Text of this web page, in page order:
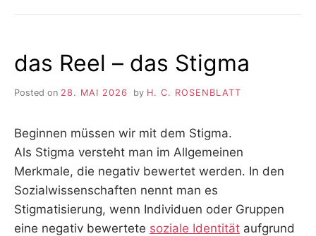
das Reel – das Stigma
Posted on 28. MAI 2026 by H. C. ROSENBLATT
Beginnen müssen wir mit dem Stigma.
Als Stigma versteht man im Allgemeinen
Merkmale, die negativ bewertet werden. In den
Sozialwissenschaften nennt man es
Stigmatisierung, wenn Individuen oder Gruppen
eine negativ bewertete soziale Identität aufgrund